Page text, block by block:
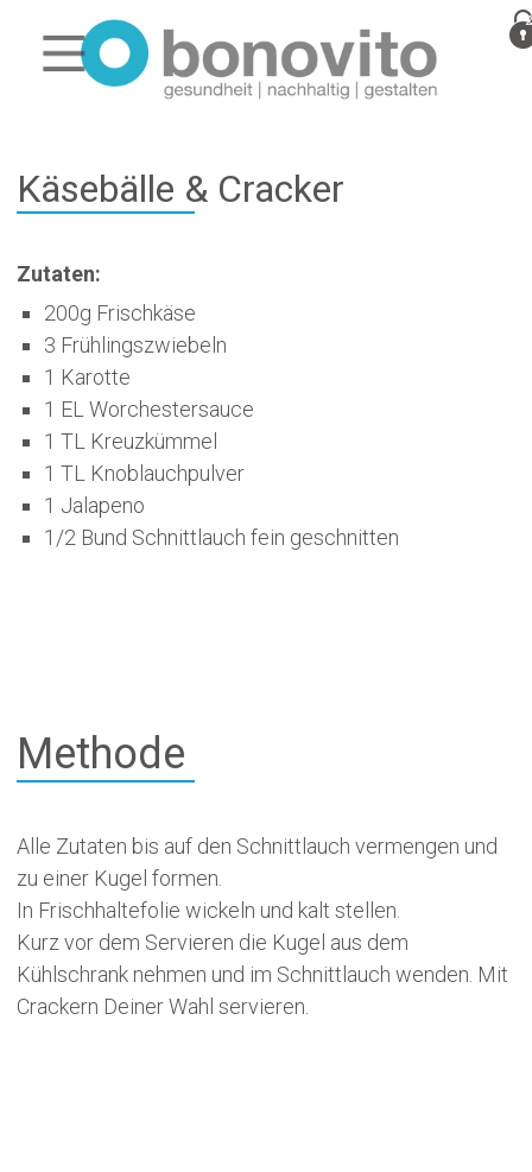
Käsebälle & Cracker
Zutaten:
200g Frischkäse
3 Frühlingszwiebeln
1 Karotte
1 EL Worchestersauce
1 TL Kreuzkümmel
1 TL Knoblauchpulver
1 Jalapeno
1/2 Bund Schnittlauch fein geschnitten
Methode
Alle Zutaten bis auf den Schnittlauch vermengen und
zu einer Kugel formen.
In Frischhaltefolie wickeln und kalt stellen.
Kurz vor dem Servieren die Kugel aus dem
Kühlschrank nehmen und im Schnittlauch wenden. Mit
Crackern Deiner Wahl servieren.